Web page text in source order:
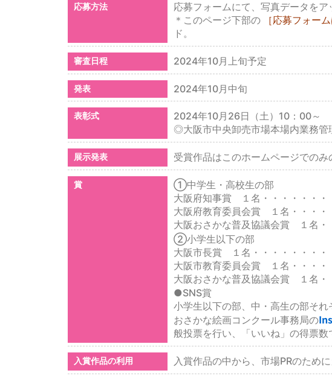
応募方法
応募フォームにて、写真データをア
＊このページ下部の
［応募フォー
ド。
審査日程 2024年10月上旬予定
発表 2024年10月中旬
表彰式
2024年10月26日（土）10：00～
◎大阪市中央卸売市場本場内業務管
展示発表 受賞作品はこのホームページでのみ
賞
①中学生・高校生の部
大阪府知事賞 １名・・・・・・
大阪府教育委員会賞 １名・・・
大阪おさかな普及協議会賞 １名
②小学生以下の部
大阪市長賞 １名・・・・・・・
大阪市教育委員会賞 １名・・・
大阪おさかな普及協議会賞 １名
●SNS賞
小学生以下の部、中・高生の部それ
おさかな絵画コンクール事務局の
般投票を行い、「いいね」の得票数
入賞作品の利用 入賞作品の中から、市場PRのため